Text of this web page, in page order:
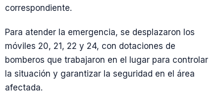
correspondiente.
Para atender la emergencia, se desplazaron los
móviles 20, 21, 22 y 24, con dotaciones de
bomberos que trabajaron en el lugar para controlar
la situación y garantizar la seguridad en el área
afectada.